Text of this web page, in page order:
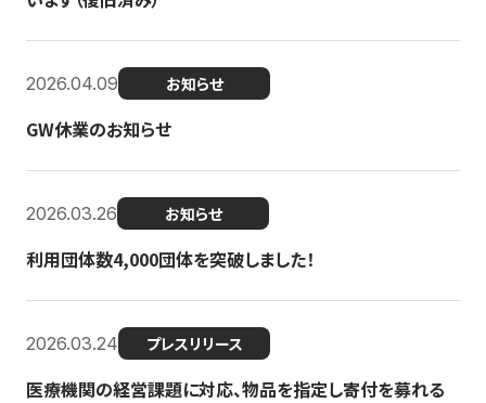
2026.04.09 お知らせ
GW休業のお知らせ
2026.03.26 お知らせ
利用団体数4,000団体を突破しました！
2026.03.24 プレスリリース
医療機関の経営課題に対応、物品を指定し寄付を募れる